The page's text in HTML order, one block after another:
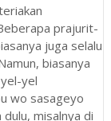
prajurit-
juga selalu
biasanya
yel
wo sasageyo
misalnya di